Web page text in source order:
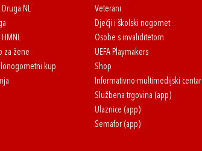
NL
za žene
kup
Veterani
Dječji i školski nogomet
Osobe s invaliditetom
UEFA Playmakers
Shop
Informativno-multimedijski centar
Službena trgovina (app)
Ulaznice (app)
Semafor (app)